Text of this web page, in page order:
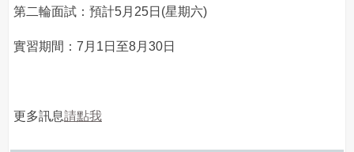
第二輪面試：預計5月25日(星期六)
實習期間：7月1日至8月30日
更多訊息請點我